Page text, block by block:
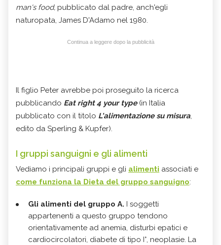
man's food, pubblicato dal padre, anch'egli
naturopata, James D'Adamo nel 1980.
Continua a leggere dopo la pubblicità
Il figlio Peter avrebbe poi proseguito la ricerca
pubblicando Eat right 4 your type(in Italia
pubblicato con il titolo L'alimentazione su misura,
edito da Sperling & Kupfer).
I gruppi sanguigni e gli alimenti
Vediamo i principali gruppi e gli alimenti associati e
come funziona la Dieta del gruppo sanguigno:
Gli alimenti del gruppo A. I soggetti
appartenenti a questo gruppo tendono
orientativamente ad anemia, disturbi epatici e
cardiocircolatori, diabete di tipo I°, neoplasie. La